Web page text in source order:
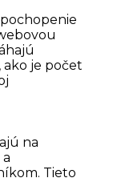
je počet
na
Tieto